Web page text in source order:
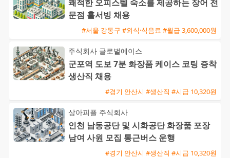
쾌적한 오피스텔 숙소를 제공하는 장어 전
문점 홀서빙 채용
#서울 강동구 #외식·식음료 #월급 3,600,000원
주식회사 글로벌에이스
군포역 도보 7분 화장품 케이스 코팅 증착
생산직 채용
#경기 안산시 #생산직 #시급 10,320원
상아피플 주식회사
인천 남동공단 및 시화공단 화장품 포장
남여 사원 모집 통근버스 운행
#경기 안산시 #생산직 #시급 10,320원